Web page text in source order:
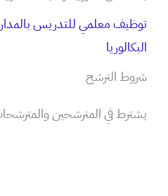
توظيف معلمي للتدريس
البكالوريا
شروط الترشح
يشترط في المترشحين